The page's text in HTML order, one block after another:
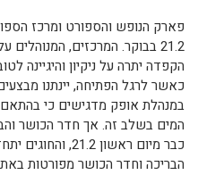
פארק הנופש והספורט ומרכז
21.2 בבוקר. המרכזים,
הקפדה יתרה על ניקיון והיגיינה
כאשר לרגל הפתיחה, יינתנו
במנהלת אופק מדגישים כי
המים בשלב זה. אך חדר הכושר
כבר מיום ראשון
הבריכה וחדר הכושר מפורטות